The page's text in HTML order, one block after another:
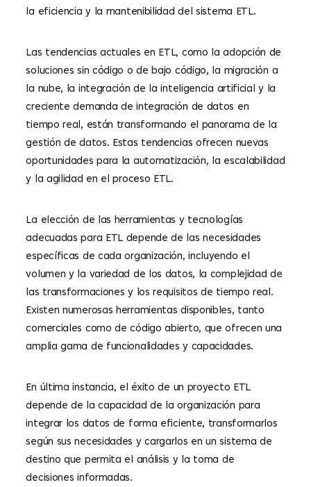
la eficiencia y la mantenibilidad del sistema ETL.
Las tendencias actuales en ETL, como la adopción de
soluciones sin código o de bajo código, la migración a
la nube, la integración de la inteligencia artificial y la
creciente demanda de integración de datos en
tiempo real, están transformando el panorama de la
gestión de datos. Estas tendencias ofrecen nuevas
oportunidades para la automatización, la escalabilidad
y la agilidad en el proceso ETL.
La elección de las herramientas y tecnologías
adecuadas para ETL depende de las necesidades
específicas de cada organización, incluyendo el
volumen y la variedad de los datos, la complejidad de
las transformaciones y los requisitos de tiempo real.
Existen numerosas herramientas disponibles, tanto
comerciales como de código abierto, que ofrecen una
amplia gama de funcionalidades y capacidades.
En última instancia, el éxito de un proyecto ETL
depende de la capacidad de la organización para
integrar los datos de forma eficiente, transformarlos
según sus necesidades y cargarlos en un sistema de
destino que permita el análisis y la toma de
decisiones informadas.